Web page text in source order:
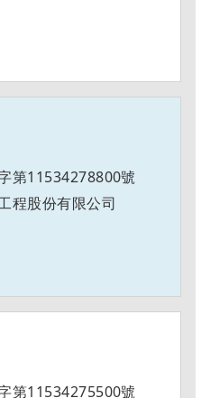
第11534278800號
程股份有限公司
第11534275500號